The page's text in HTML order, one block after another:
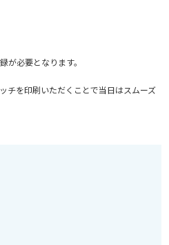
必要となります。
チを印刷いただくことで当日はスムーズ